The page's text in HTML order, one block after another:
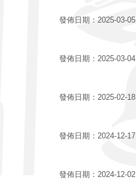
發佈日期：2025-03-05
發佈日期：2025-03-04
發佈日期：2025-02-18
發佈日期：2024-12-17
發佈日期：2024-12-02